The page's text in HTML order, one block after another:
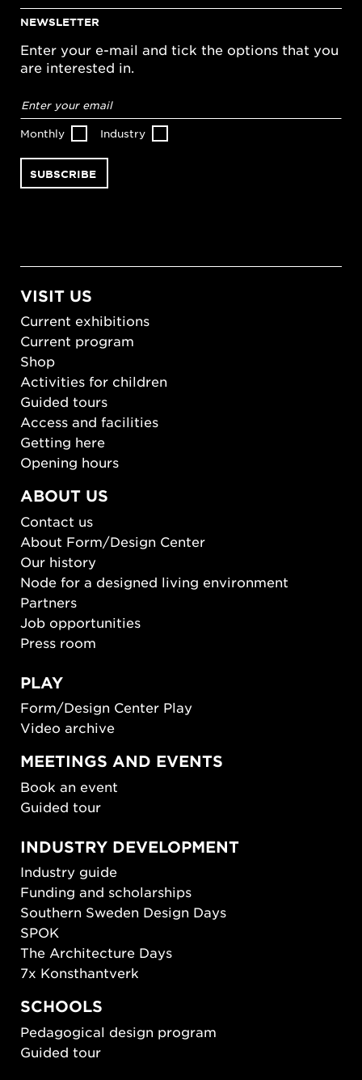
NEWSLETTER
Enter your e-mail and tick the options that you
are interested in.
address*
Monthly Industry
VISIT US
Current exhibitions
Current program
Shop
Activities for children
Guided tours
Access and facilities
Getting here
Opening hours
ABOUT US
Contact us
About Form/Design Center
Our history
Node for a designed living environment
Partners
Job opportunities
Press room
PLAY
Form/Design Center Play
Video archive
MEETINGS AND EVENTS
Book an event
Guided tour
INDUSTRY DEVELOPMENT
Industry guide
Funding and scholarships
Southern Sweden Design Days
SPOK
The Architecture Days
7x Konsthantverk
SCHOOLS
Pedagogical design program
Guided tour